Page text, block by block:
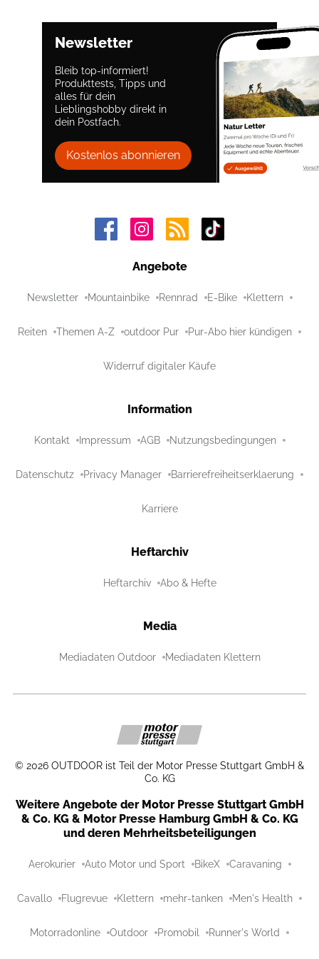
Newsletter
Bleib top-informiert!
Produkttests, Tipps und
alles für dein
Lieblingshobby direkt in
dein Postfach.
Kostenlos abonnieren
Angebote
Newsletter Mountainbike Rennrad E-Bike Klettern
Reiten Themen A-Z outdoor Pur Pur-Abo hier kündigen
Widerruf digitaler Käufe
Information
Kontakt Impressum AGB Nutzungsbedingungen
Datenschutz Privacy Manager Barrierefreiheitserklaerung
Karriere
Heftarchiv
Heftarchiv Abo & Hefte
Media
Mediadaten Outdoor Mediadaten Klettern
© 2026 OUTDOOR ist Teil der Motor Presse Stuttgart GmbH &
Co. KG
Weitere Angebote der Motor Presse Stuttgart GmbH
& Co. KG & Motor Presse Hamburg GmbH & Co. KG
und deren Mehrheitsbeteiligungen
Aerokurier Auto Motor und Sport BikeX Caravaning
Cavallo Flugrevue Klettern mehr-tanken Men's Health
Motorradonline Outdoor Promobil Runner's World